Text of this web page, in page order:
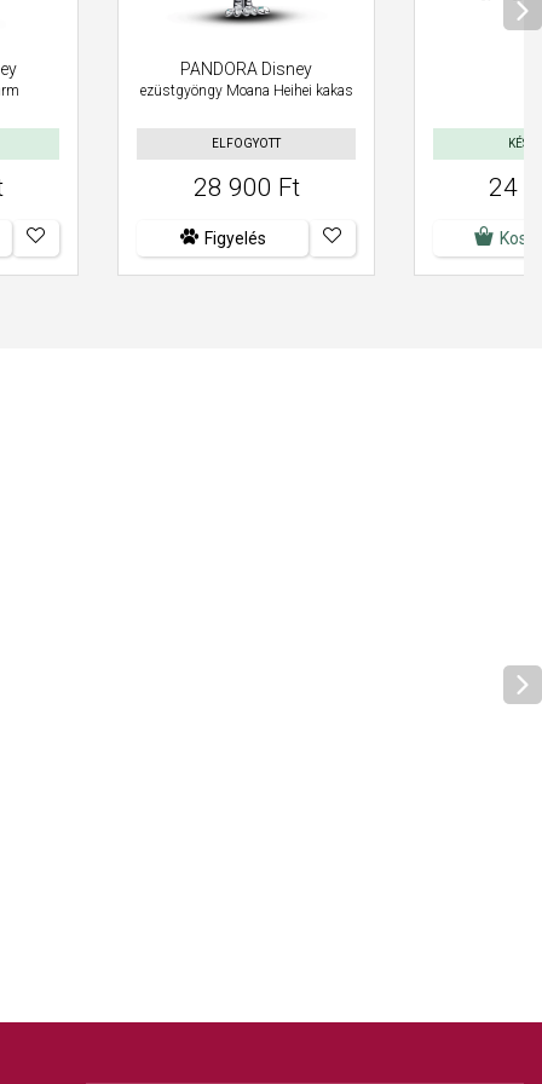
PANDORA Disney
ezüstgyöngy Moana Heihei kakas
ELFOGYOTT
28 900 Ft
Figyelés
24